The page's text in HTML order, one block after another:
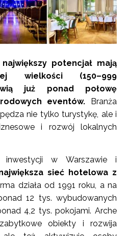
największy potencjał mają
wielkości (150–999
już ponad połowę
eventów.
Branża
nie tylko turystykę, ale i
i rozwój lokalnych
inwestycji w Warszawie i
sieć hotelowa z
działa od 1991 roku, a na
12 tys. wybudowanych
4,2 tys. pokojami. Arche
obiekty i rozwija